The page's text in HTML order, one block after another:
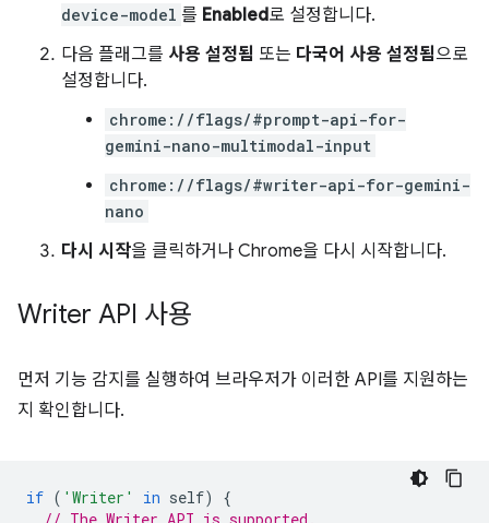
device-model 를 Enabled로 설정합니다.
다음 플래그를 사용 설정됨 또는 다국어 사용 설정됨으로
설정합니다.
chrome://flags/#prompt-api-for-
gemini-nano-multimodal-input
chrome://flags/#writer-api-for-gemini-
nano
다시 시작을 클릭하거나 Chrome을 다시 시작합니다.
Writer API 사용
먼저 기능 감지를 실행하여 브라우저가 이러한 API를 지원하는
지 확인합니다.
if ( 'Writer' in self)
{